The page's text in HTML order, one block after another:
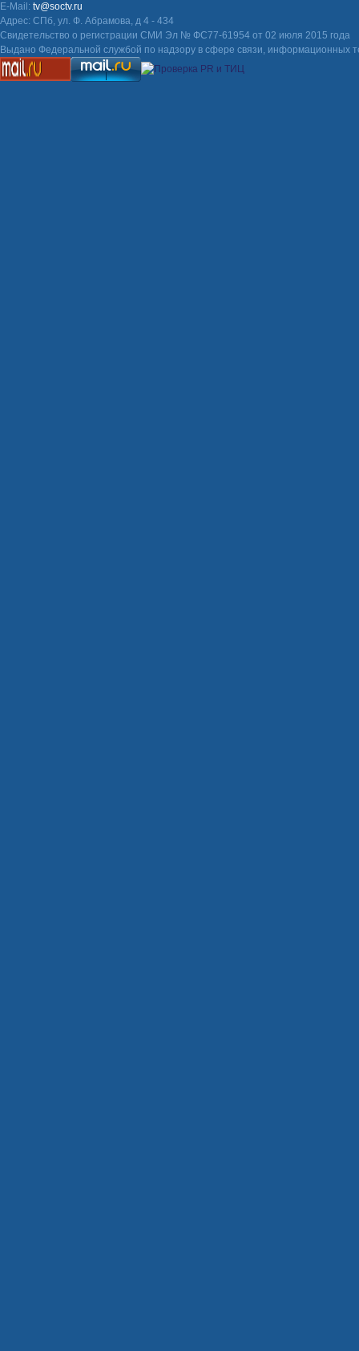
E-Mail: tv@soctv.ru
Адрес: СПб, ул. Ф. Абрамова, д 4 - 434
Свидетельство о регистрации СМИ Эл № ФС77-61954 от 02 июля 2015 года
Выдано Федеральной службой по надзору в сфере связи, информационных